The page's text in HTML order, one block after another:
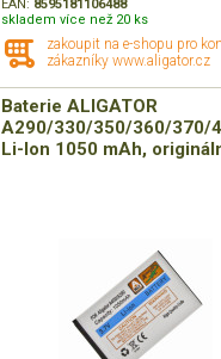
EAN: 8595181106488
skladem více než 20 ks
zakoupit na e-shopu pro
zákazníky www.aligator.cz
Baterie ALIGATOR
A290/330/350/360/370/
Li-Ion 1050 mAh,